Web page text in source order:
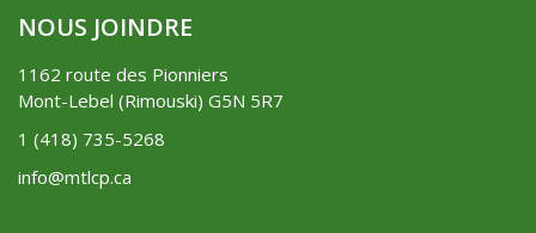
NOUS JOINDRE
1162 route des Pionniers
Mont-Lebel (Rimouski) G5N 5R7
1 (418) 735-5268
info@mtlcp.ca